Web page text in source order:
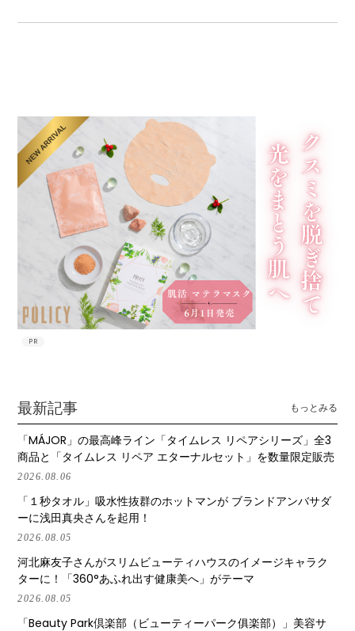
PR
最新記事 もっとみる
「MÁJOR」の最高峰ライン「タイムレス リペアシリーズ」全3
商品と「タイムレス リペア エターナルセット」を数量限定販売
2026.08.06
「１秒タオル」吸水性抜群のホットマンが ブランドアンバサダ
ーに浅田真央さんを起用！
2026.08.05
河北麻友子さんがスリムビューティハウスのイメージキャラク
ターに！「360°あふれ出す健康美へ」がテーマ
2026.08.05
「Beauty Park倶楽部（ビューティーパーク俱楽部）」美容サ